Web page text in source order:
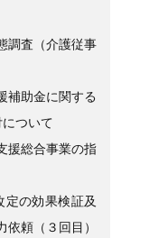
調査（介護従事
補助金に関する
ついて
援総合事業の指
定の効果検証及
頼（３回目）